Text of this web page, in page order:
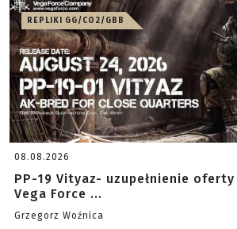
REPLIKI GG/CO2/GBB
08.08.2026
PP-19 Vityaz- uzupełnienie
Vega Force ...
Grzegorz Woźnica